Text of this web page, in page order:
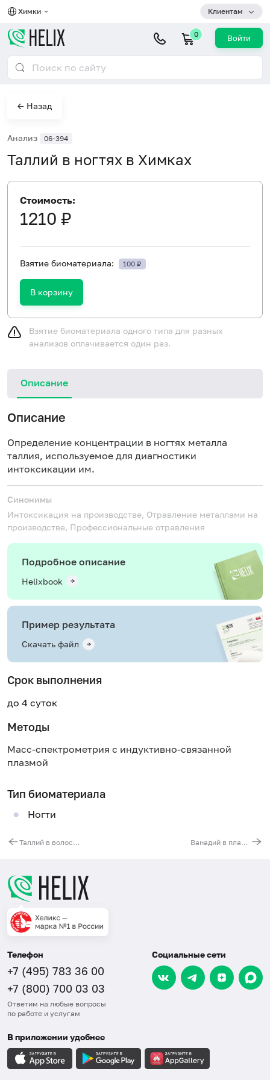
Химки Клиентам
0 Войти
← Назад
Анализ 06-394
Таллий в ногтях в Химках
Стоимость:
1210 ₽
Взятие биоматериала: 100 ₽
В корзину
Взятие биоматериала одного типа для разных
анализов оплачивается один раз.
Описание
Описание
Определение концентрации в ногтях металла
таллия, используемое для диагностики
интоксикации им.
Синонимы
Интоксикация на производстве, Отравление металлами на
производстве, Профессиональные отравления
Подробное описание
Helixbook
Пример результата
Скачать файл
Срок выполнения
до 4 суток
Методы
Масс-спектрометрия с индуктивно-связанной
плазмой
Тип биоматериала
Ногти
Таллий в волосах Ванадий в плазме
Телефон
+7 (495) 783 36 00
+7 (800) 700 03 03
Ответим на любые вопросы
по работе и услугам
Социальные сети
В приложении удобнее